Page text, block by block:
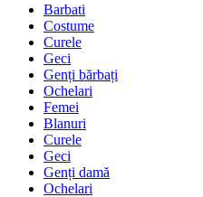
Barbati
Costume
Curele
Geci
Genți bărbați
Ochelari
Femei
Blanuri
Curele
Geci
Genți damă
Ochelari